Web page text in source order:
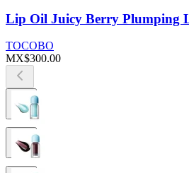
Lip Oil Juicy Berry Plumping
TOCOBO
MX$300.00